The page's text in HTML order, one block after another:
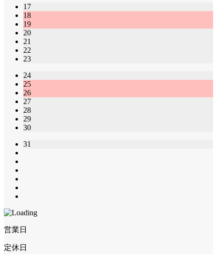
17
18
19
20
21
22
23
24
25
26
27
28
29
30
31
営業日
定休日